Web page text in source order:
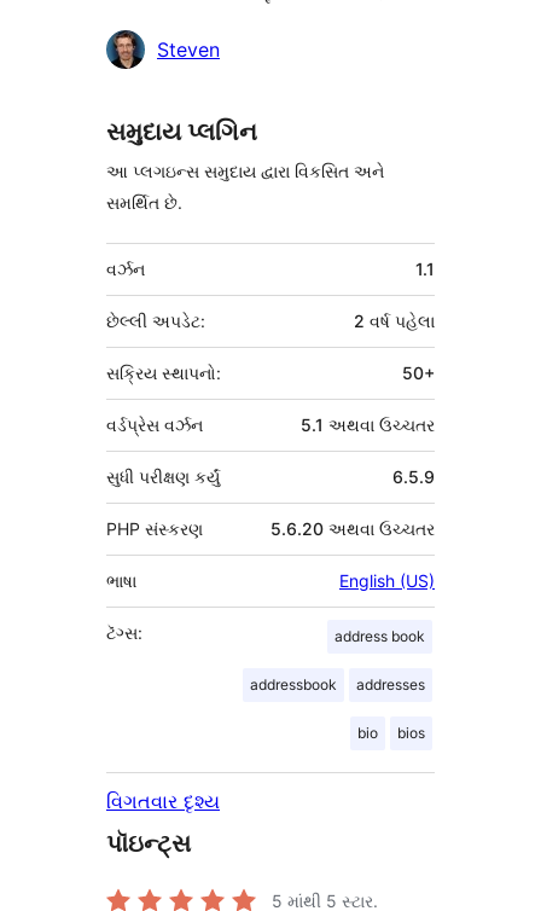
ફાળો
Steven
સમુદાય પ્લગિન
આ પ્લગઇન્સ સમુદાય દ્વારા વિકસિત અને
સમર્થિત છે.
મેટા
વર્ઝન 1.1
છેલ્લી અપડેટ: 2 વર્ષપહેલા
સક્રિય સ્થાપનો: 50+
વર્ડપ્રેસ વર્ઝન 5.1 અથવા ઉચ્ચતર
6.5.9
સુધી પરીક્ષણ કર્યું
PHP સંસ્કરણ 5.6.20 અથવા ઉચ્ચતર
ભાષા English (US)
ટૅગ્સ: address book
addressbook addresses
bio bios
વિગતવાર દૃશ્ય
પૉઇન્ટ્સ
5 માંથી 5 સ્ટાર.